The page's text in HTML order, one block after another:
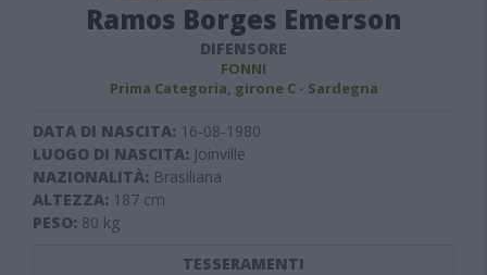
Ramos Borges Emerson
DIFENSORE
FONNI
Prima Categoria, girone C - Sardegna
DATA DI NASCITA: 16-08-1980
LUOGO DI NASCITA: Joinville
NAZIONALITÀ: Brasiliana
ALTEZZA: 187 cm
PESO: 80 kg
TESSERAMENTI